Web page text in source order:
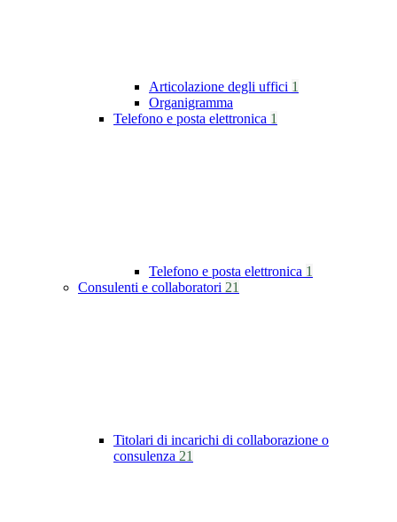
Articolazione degli uffici 1
Organigramma
Telefono e posta elettronica 1
Telefono e posta elettronica 1
Consulenti e collaboratori 21
Titolari di incarichi di collaborazione o
consulenza 21